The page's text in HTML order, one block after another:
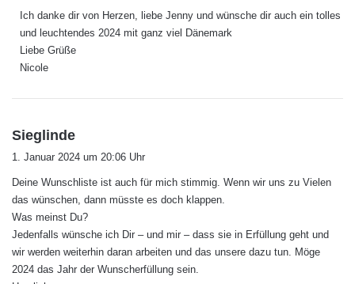
t
:
Ich danke dir von Herzen, liebe Jenny und wünsche dir auch ein tolles
und leuchtendes 2024 mit ganz viel Dänemark
Liebe Grüße
Nicole
Sieglinde
t
:
1. Januar 2024 um 20:06 Uhr
Deine Wunschliste ist auch für mich stimmig. Wenn wir uns zu Vielen
das wünschen, dann müsste es doch klappen.
Was meinst Du?
Jedenfalls wünsche ich Dir – und mir – dass sie in Erfüllung geht und
wir werden weiterhin daran arbeiten und das unsere dazu tun. Möge
2024 das Jahr der Wunscherfüllung sein.